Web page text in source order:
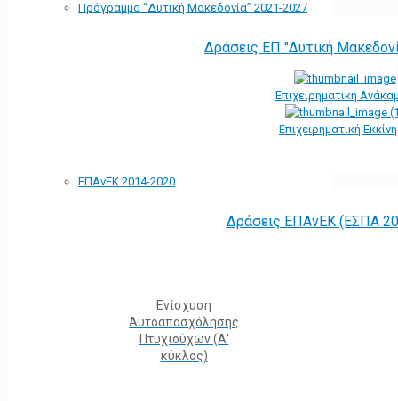
Πρόγραμμα “Δυτική Μακεδονία” 2021-2027
Δράσεις ΕΠ "Δυτική
Επιχειρηματική
Επιχειρηματική
ΕΠΑνΕΚ 2014-2020
Δράσεις ΕΠΑνΕΚ (ΕΣΠΑ
Ενίσχυση
Αυτοαπασχόλησης
Πτυχιούχων (Α'
κύκλος)